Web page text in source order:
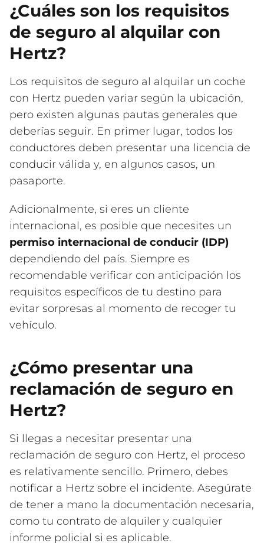
¿Cuáles son los requisitos
de seguro al alquilar con
Hertz?
Los requisitos de seguro al alquilar un coche
con Hertz pueden variar según la ubicación,
pero existen algunas pautas generales que
deberías seguir. En primer lugar, todos los
conductores deben presentar una licencia de
conducir válida y, en algunos casos, un
pasaporte.
Adicionalmente, si eres un cliente
internacional, es posible que necesites un
permiso internacional de conducir (IDP)
dependiendo del país. Siempre es
recomendable verificar con anticipación los
requisitos específicos de tu destino para
evitar sorpresas al momento de recoger tu
vehículo.
¿Cómo presentar una
reclamación de seguro en
Hertz?
Si llegas a necesitar presentar una
reclamación de seguro con Hertz, el proceso
es relativamente sencillo. Primero, debes
notificar a Hertz sobre el incidente. Asegúrate
de tener a mano la documentación necesaria,
como tu contrato de alquiler y cualquier
informe policial si es aplicable.